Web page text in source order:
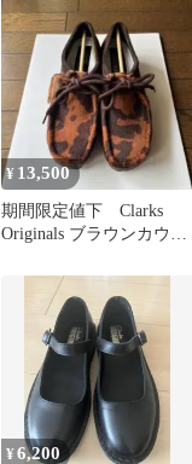
¥ 13,500
期間限定値下 Clarks
Originals ブラウンカウ／
¥6,200